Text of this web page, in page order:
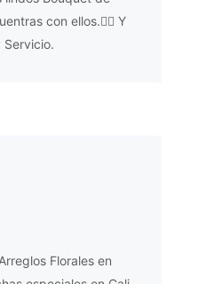
con ellos.👌🏼 Y
Florales en